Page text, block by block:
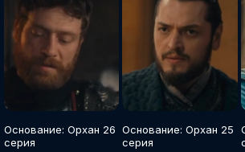
Основание: Орхан 26
серия
Основание: Орхан 25
серия